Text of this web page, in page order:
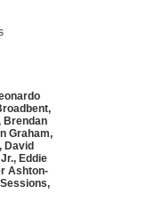
Brendan
Graham,
David
Eddie
Ashton-